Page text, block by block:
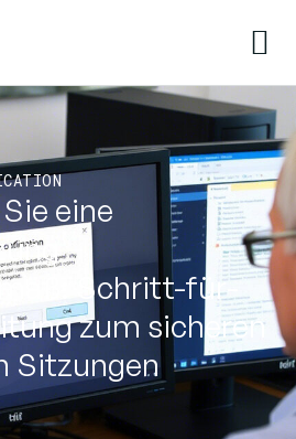
eine
Schritt-für-
zum sicheren
Sitzungen